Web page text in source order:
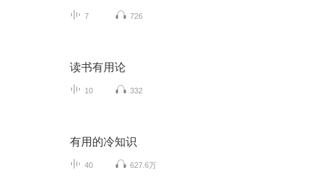
7 726
读书有用论
10 332
有用的冷知识
40 627.6万